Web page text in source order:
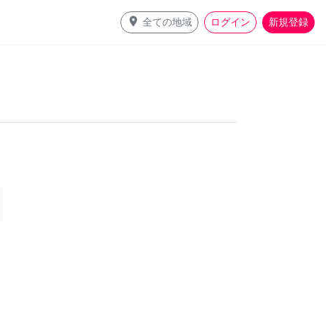
place 全ての地域 ログイン 新規登録